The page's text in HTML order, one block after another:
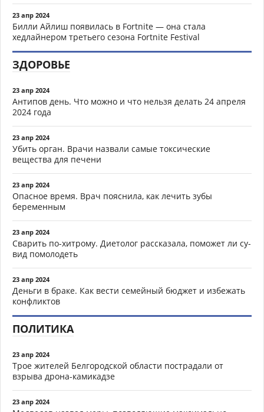
23 апр 2024
Билли Айлиш появилась в Fortnite — она стала
хедлайнером третьего сезона Fortnite Festival
ЗДОРОВЬЕ
23 апр 2024
Антипов день. Что можно и что нельзя делать 24 апреля
2024 года
23 апр 2024
Убить орган. Врачи назвали самые токсические
вещества для печени
23 апр 2024
Опасное время. Врач пояснила, как лечить зубы
беременным
23 апр 2024
Сварить по-хитрому. Диетолог рассказала, поможет ли су-
вид помолодеть
23 апр 2024
Деньги в браке. Как вести семейный бюджет и избежать
конфликтов
ПОЛИТИКА
23 апр 2024
Трое жителей Белгородской области пострадали от
взрыва дрона-камикадзе
23 апр 2024